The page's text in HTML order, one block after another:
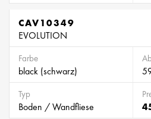
CAV10349
EVOLUTION
Farbe
black (schwarz)
Typ
Boden / Wandfliese